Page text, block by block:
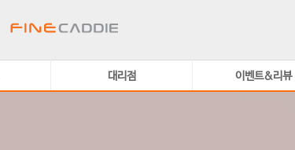
대리점 이벤트&리뷰